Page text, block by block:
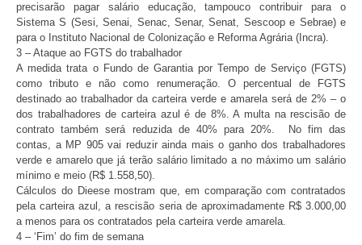
precisarão pagar salário educação, tampouco contribuir para o
Sistema S (Sesi, Senai, Senac, Senar, Senat, Sescoop e Sebrae) e
para o Instituto Nacional de Colonização e Reforma Agrária (Incra).
3 – Ataque ao FGTS do trabalhador
A medida trata o Fundo de Garantia por Tempo de Serviço (FGTS)
como tributo e não como renumeração. O percentual de FGTS
destinado ao trabalhador da carteira verde e amarela será de 2% – o
dos trabalhadores de carteira azul é de 8%. A multa na rescisão de
contrato também será reduzida de 40% para 20%. No fim das
contas, a MP 905 vai reduzir ainda mais o ganho dos trabalhadores
verde e amarelo que já terão salário limitado a no máximo um salário
mínimo e meio (R$ 1.558,50).
Cálculos do Dieese mostram que, em comparação com contratados
pela carteira azul, a rescisão seria de aproximadamente R$ 3.000,00
a menos para os contratados pela carteira verde amarela.
4 – ‘Fim’ do fim de semana